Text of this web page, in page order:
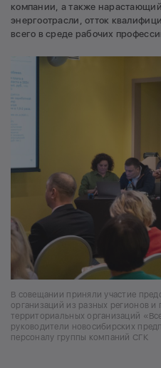
компании, а также
энергоотрасли, отток
всего в среде рабочих
В совещании приняли участие
организаций из разных регионов
территориальных организаций
руководители новосибирских
персоналу группы компаний СГК